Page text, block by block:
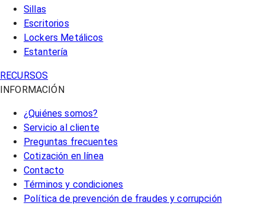
Sillas
Escritorios
Lockers Metálicos
Estantería
RECURSOS
INFORMACIÓN
¿Quiénes somos?
Servicio al cliente
Preguntas frecuentes
Cotización en línea
Contacto
Términos y condiciones
Política de prevención de fraudes y corrupción